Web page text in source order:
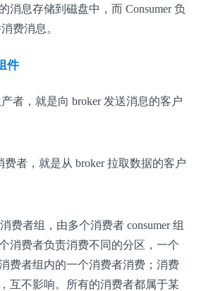
消息存储到磁盘中，而 Consumer 负
费消息。
件
产者，就是向 broker 发送消息的客户
费者，就是从 broker 拉取数据的客户
费者组，由多个消费者 consumer 组
消费者负责消费不同的分区，一个
费者组内的一个消费者消费；消费
互不影响。所有的消费者都属于某